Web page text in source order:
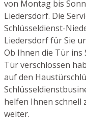
von Montag bis
Liedersdorf. Die
Schlüsseldienst-
Liedersdorf für Sie
Ob Ihnen die Tür ins
Tür verschlossen
auf den
helfen Ihnen schnell
weiter.